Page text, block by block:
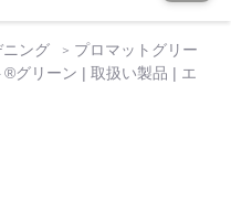
ニング
プロマットグリー
グリーン | 取扱い製品 | エ